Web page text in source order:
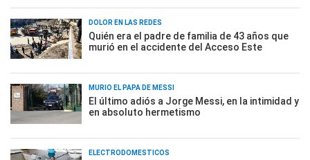
DOLOR EN LAS REDES
Quién era el padre de familia de 43 años que
murió en el accidente del Acceso Este
MURIÓ EL PAPÁ DE MESSI
El último adiós a Jorge Messi, en la intimidad y
en absoluto hermetismo
ELECTRODOMÉSTICOS